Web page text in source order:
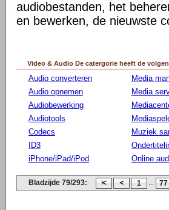
audiobestanden, het
en bewerken, de nieuwste
Video & Audio De catergorie heeft de
Audio converteren
Audio opnemen
Audiobewerking
Audiotools
Codecs
ID3
iPhone/iPad/iPod
Media
Media
Muziek
Online
Bladzijde 79/293: 1 ... 77